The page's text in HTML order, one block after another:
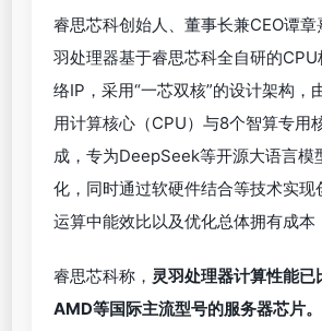
睿思芯科创始人、董事长兼CEO谭章
羽处理器基于睿思芯科全自研的
络IP，采用“一芯双核”的设计架构，
用计算核心（CPU）与8个智算专用
成，专为DeepSeek等开源大语言模
化，同时通过软硬件结合等技术实现
运算中能效比以及优化总体拥有成本
睿思芯科称， 灵羽处理器计算性能已
AMD等国际主流型号的服务器芯片。